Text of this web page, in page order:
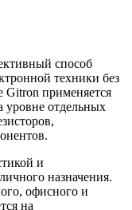
способ
техники без
Gitron применяется
уровне отдельных
и
назначения.
офисного и
на